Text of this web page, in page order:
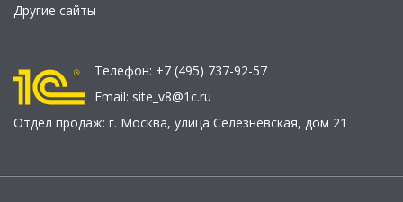
Другие сайты
Телефон: +7 (495) 737-92-57
Email: site_v8@1c.ru
Отдел продаж: г. Москва, улица Селезнёвская, дом 21